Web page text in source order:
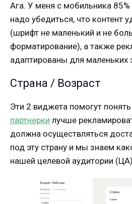
Ага. У меня с мобильника 85%
надо убедиться, что контент
(шрифт не маленький и не
форматирование), а также
адаптированы для маленьких
Страна / Возраст
Эти 2 виджета помогут
партнерки лучше
должна осуществляться
под эту страну и мы знаем
нашей целевой аудитории